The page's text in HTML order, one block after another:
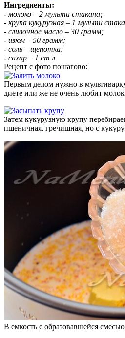
Ингредиенты:
- молоко – 2 мульти стакана;
- крупа кукурузная – 1 мульти
- сливочное масло – 30 грамм;
- изюм – 50 грамм;
- соль – щепотка;
- сахар – 1 ст.л.
Рецепт с фото пошагово:
Первым делом нужно в
диете или же не очень любит
Затем кукурузную крупу
пшеничная, гречишная, но с
В емкость с образовавшейся